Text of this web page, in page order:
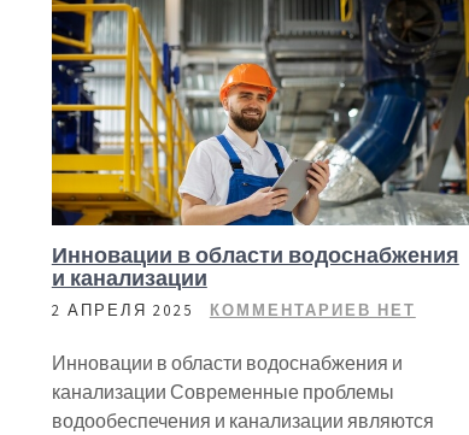
Инновации в области водоснабжения
и канализации
2 АПРЕЛЯ 2025 КОММЕНТАРИЕВ НЕТ
Инновации в области водоснабжения и
канализации Современные проблемы
водообеспечения и канализации являются